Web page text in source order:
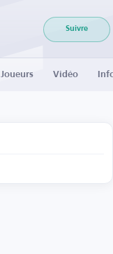
Suivre
Joueurs Vidéo